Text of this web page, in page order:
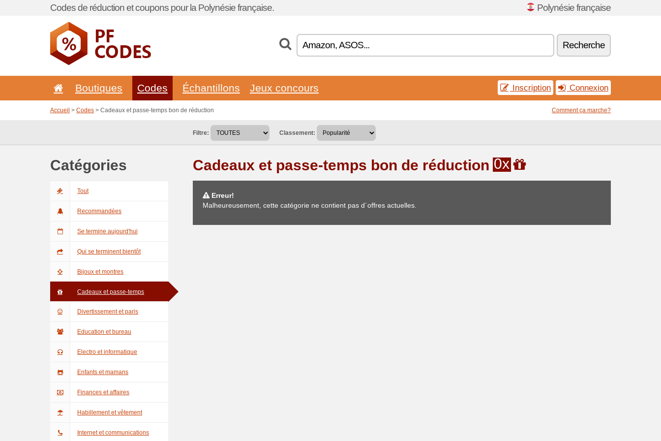
Codes de réduction et coupons pour la Polynésie française. Polynésie française
Recherche
Boutiques Codes Échantillons Jeux concours Inscription Connexion
Accueil > Codes > Cadeaux et passe-temps bon de réduction Comment ça marche?
Filtre: Classement:
Catégories
Tout
Recommandées
Se termine aujourd'hui
Qui se terminent bientôt
Bijoux et montres
Cadeaux et passe-temps
Divertissement et paris
Education et bureau
Electro et informatique
Enfants et mamans
Finances et affaires
Habillement et vêtement
Internet et communications
Cadeaux et passe-temps bon de réduction 0x
Erreur!
Malheureusement, cette catégorie ne contient pas d´offres actuelles.